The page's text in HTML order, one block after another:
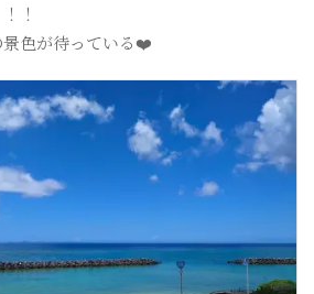
！
景色が待っている❤️